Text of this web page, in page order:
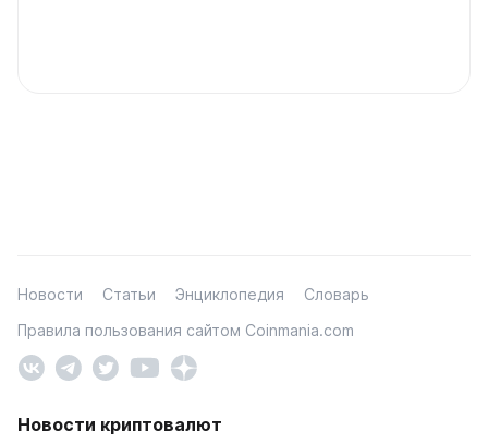
Новости Статьи Энциклопедия
Словарь
Правила пользования сайтом Coinmania.com
Новости криптовалют